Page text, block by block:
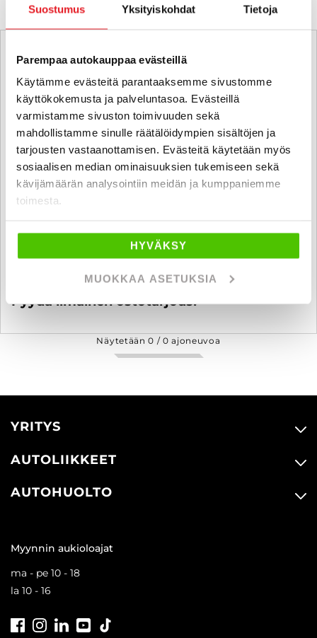
Suostumus Yksityiskohdat Tietoja
Parempaa autokauppaa evästeillä
Käytämme evästeitä parantaaksemme sivustomme
käyttökokemusta ja palveluntasoa. Evästeillä
varmistamme sivuston toimivuuden sekä
mahdollistamme sinulle räätälöidympien sisältöjen ja
tarjousten vastaanottamisen. Evästeitä käytetään myös
sosiaalisen median ominaisuuksien tukemiseen sekä
kävijämäärän analysointiin meidän ja kumppaniemme
toimesta.
HYVÄKSY
MUOKKAA ASETUKSIA
Ostamme alle 225 tkm ajettuja autoja.
Pyydä ilmainen ostotarjous!
Näytetään0 /0 ajoneuvoa
YRITYS
AUTOLIIKKEET
AUTOHUOLTO
Myynnin aukioloajat
ma - pe 10 - 18
la 10 - 16
FacebookInstagramLinkedInYoutube